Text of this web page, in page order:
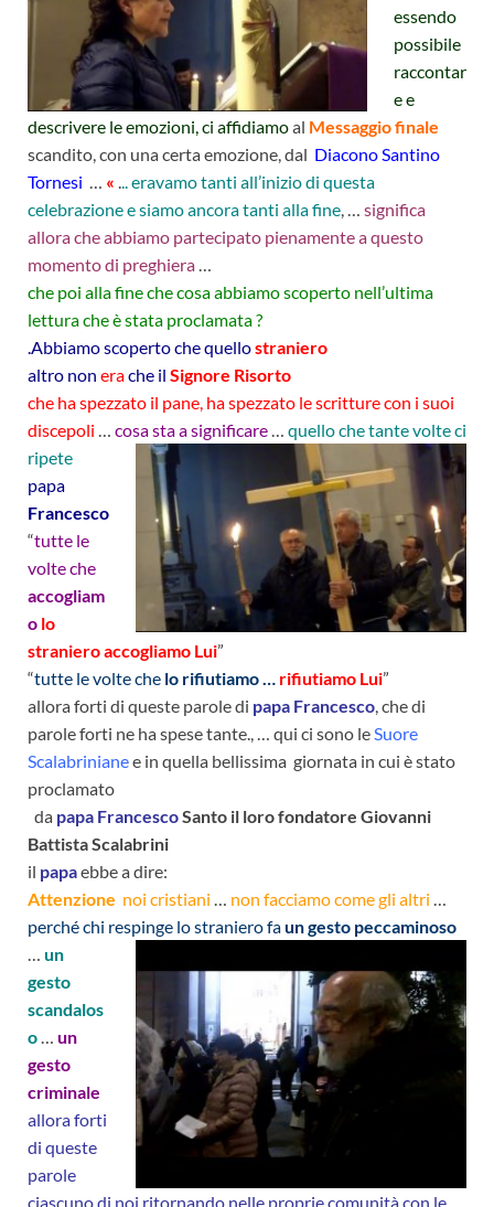
essendo
possibile
raccontar
e e
descrivere le emozioni, ci affidiamoal Messaggio finale
scandito, con una certa emozione, dal Diacono Santino
Tornesi … « ... eravamo tanti all’inizio di questa
celebrazione e siamo ancora tanti alla fine, … significa
allora che abbiamo partecipato pienamente aquesto
momento di preghiera…
che poi alla fine che cosa abbiamo scoperto nell’ultima
lettura che è stata proclamata ?
.Abbiamo scoperto che quellostraniero
altro non erache il Signore Risorto
che ha spezzato il pane, ha spezzato le scritture con i suoi
discepoli … cosa sta a significare… quello che tante volte ci
ripete
papa
Francesco
“tutte le
volte che
accogliam
o lo
straniero accogliamo Lui”
“tutte le volte che lo rifiutiamo … rifiutiamo Lui”
allora forti di queste parole di papa Francesco, che di
parole forti ne ha spese tante., … qui ci sono leSuore
Scalabrinianee in quella bellissima giornata in cui è stato
proclamato
da papa FrancescoSanto il loro fondatore Giovanni
Battista Scalabrini
il papaebbe a dire:
Attenzione noi cristiani … non facciamo come gli altri …
perché chi respinge lo straniero faun gesto peccaminoso
… un
gesto
scandalos
o… un
gesto
criminale
allora forti
di queste
parole
ciascuno di noi ritornando nelle proprie comunità con le